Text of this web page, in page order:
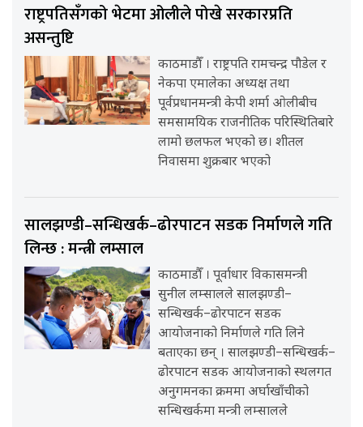
राष्ट्रपतिसँगको भेटमा ओलीले पोखे सरकारप्रति
असन्तुष्टि
काठमाडौँ । राष्ट्रपति रामचन्द्र पौडेल र
नेकपा एमालेका अध्यक्ष तथा
पूर्वप्रधानमन्त्री केपी शर्मा ओलीबीच
समसामयिक राजनीतिक परिस्थितिबारे
लामो छलफल भएको छ। शीतल
निवासमा शुक्रबार भएको
सालझण्डी–सन्धिखर्क–ढोरपाटन सडक निर्माणले गति
लिन्छ : मन्त्री लम्साल
काठमाडौँ । पूर्वाधार विकासमन्त्री
सुनील लम्सालले सालझण्डी–
सन्धिखर्क–ढोरपाटन सडक
आयोजनाको निर्माणले गति लिने
बताएका छन् । सालझण्डी–सन्धिखर्क–
ढोरपाटन सडक आयोजनाको स्थलगत
अनुगमनका क्रममा अर्घाखाँचीको
सन्धिखर्कमा मन्त्री लम्सालले